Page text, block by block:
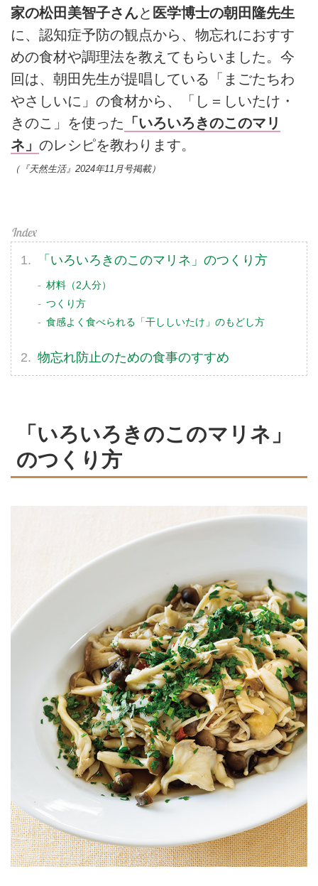
家の松田美智子さんと 医学博士の朝田隆先生
に、認知症予防の観点から、物忘れにおすす
めの食材や調理法を教えてもらいました。今
回は、朝田先生が提唱している「まごたちわ
やさしいに」の食材から、「し＝しいたけ・
きのこ」を使った 「いろいろきのこのマリ
ネ」 のレシピを教わります。
（『天然生活』2024年11月号掲載）
「いろいろきのこのマリネ」のつくり方
材料（2人分）
つくり方
食感よく食べられる「干ししいたけ」のもどし方
物忘れ防止のための食事のすすめ
「いろいろきのこのマリネ」
のつくり方